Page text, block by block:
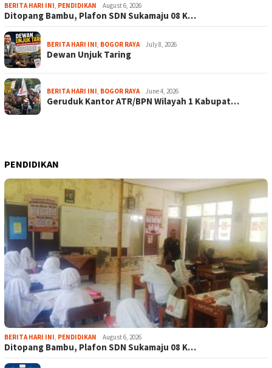
BERITA HARI INI, PENDIDIKAN August 6, 2026
Ditopang Bambu, Plafon SDN Sukamaju 08 K…
BERITA HARI INI, BOGOR RAYA July 8, 2026
Dewan Unjuk Taring
BERITA HARI INI, BOGOR RAYA June 4, 2026
Geruduk Kantor ATR/BPN Wilayah 1 Kabupat…
PENDIDIKAN
BERITA HARI INI, PENDIDIKAN August 6, 2026
Ditopang Bambu, Plafon SDN Sukamaju 08 K…